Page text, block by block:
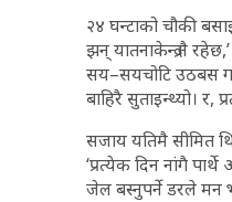
२४ घन्टाको चौकी
झन् यातनाकेन्द्र नै
सय–सयचोटि उठबस
बाहिरै सुताइन्थ्यो। र,
सजाय यतिमै सीमित
‘प्रत्येक दिन नांगै
जेल बस्नुपर्ने डरले मन